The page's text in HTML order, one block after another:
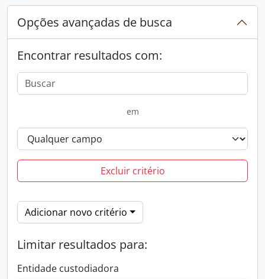
Opções avançadas de busca
Encontrar resultados com:
em
Excluir critério
Adicionar novo critério
Limitar resultados para:
Entidade custodiadora